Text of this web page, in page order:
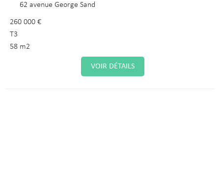
62 avenue George Sand
260 000 €
T3
58 m2
VOIR DÉTAILS